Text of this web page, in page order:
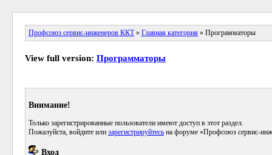
Профсоюз сервис-инженеров ККТ» Главная категория » Программаторы
View full version: Программаторы
Внимание!
Только зарегистрированные пользователи имеют доступ в этот раздел.
Пожалуйста, войдите или зарегистрируйтесь на форуме «Профсоюз сервис-
Вход